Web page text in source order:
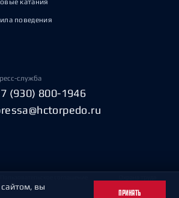
катания
поведения
служба
(930) 800-1946
сайтом, вы
ПРИНЯТЬ